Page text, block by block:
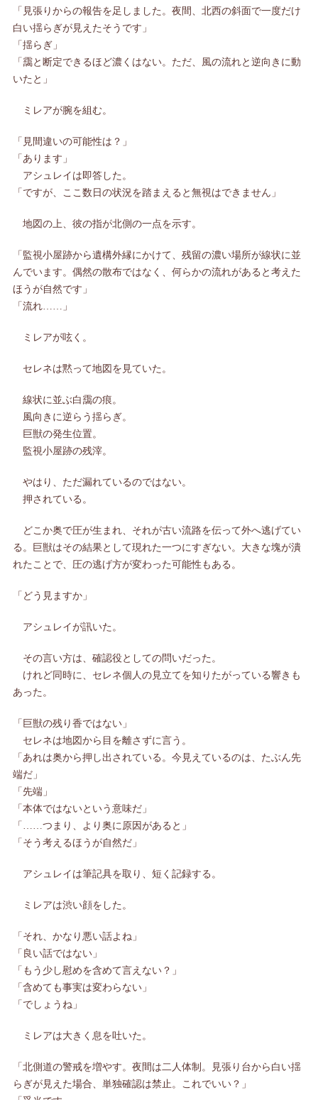
「見張りからの報告を足しました。夜間、北西の斜面で一度だけ
白い揺らぎが見えたそうです」
「揺らぎ」
「靄と断定できるほど濃くはない。ただ、風の流れと逆向きに動
いたと」
ミレアが腕を組む。
「見間違いの可能性は？」
「あります」
アシュレイは即答した。
「ですが、ここ数日の状況を踏まえると無視はできません」
地図の上、彼の指が北側の一点を示す。
「監視小屋跡から遺構外縁にかけて、残留の濃い場所が線状に並
んでいます。偶然の散布ではなく、何らかの流れがあると考えた
ほうが自然です」
「流れ……」
ミレアが呟く。
セレネは黙って地図を見ていた。
線状に並ぶ白靄の痕。
風向きに逆らう揺らぎ。
巨獣の発生位置。
監視小屋跡の残滓。
やはり、ただ漏れているのではない。
押されている。
どこか奥で圧が生まれ、それが古い流路を伝って外へ逃げてい
る。巨獣はその結果として現れた一つにすぎない。大きな塊が潰
れたことで、圧の逃げ方が変わった可能性もある。
「どう見ますか」
アシュレイが訊いた。
その言い方は、確認役としての問いだった。
けれど同時に、セレネ個人の見立てを知りたがっている響きも
あった。
「巨獣の残り香ではない」
セレネは地図から目を離さずに言う。
「あれは奥から押し出されている。今見えているのは、たぶん先
端だ」
「先端」
「本体ではないという意味だ」
「……つまり、より奥に原因があると」
「そう考えるほうが自然だ」
アシュレイは筆記具を取り、短く記録する。
ミレアは渋い顔をした。
「それ、かなり悪い話よね」
「良い話ではない」
「もう少し慰めを含めて言えない？」
「含めても事実は変わらない」
「でしょうね」
ミレアは大きく息を吐いた。
「北側道の警戒を増やす。夜間は二人体制。見張り台から白い揺
らぎが見えた場合、単独確認は禁止。これでいい？」